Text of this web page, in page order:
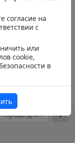
согласие на
с
или
cookie,
в